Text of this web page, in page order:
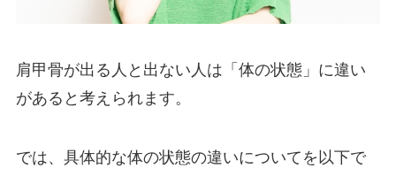
肩甲骨が出る人と出ない人は「体の状態」に違い
があると考えられます。
では、具体的な体の状態の違いについてを以下で